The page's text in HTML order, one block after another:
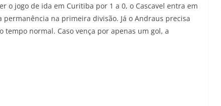
o jogo de ida em Curitiba por 1 a 0, o Cascavel entra em
na primeira divisão. Já o Andraus precisa
normal. Caso vença por apenas um gol, a